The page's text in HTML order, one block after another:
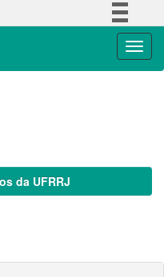
da UFRRJ